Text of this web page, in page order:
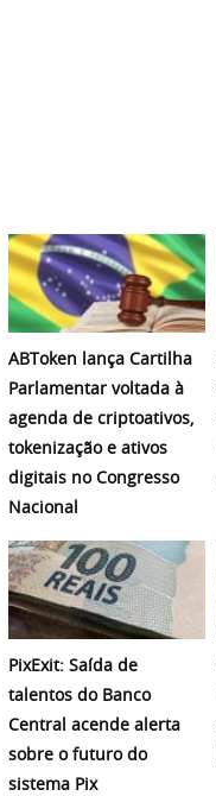
ABToken lança Cartilha
Parlamentar voltada à
agenda de criptoativos,
tokenização e ativos
digitais no Congresso
Nacional
PixExit: Saída de
talentos do Banco
Central acende alerta
sobre o futuro do
sistema Pix